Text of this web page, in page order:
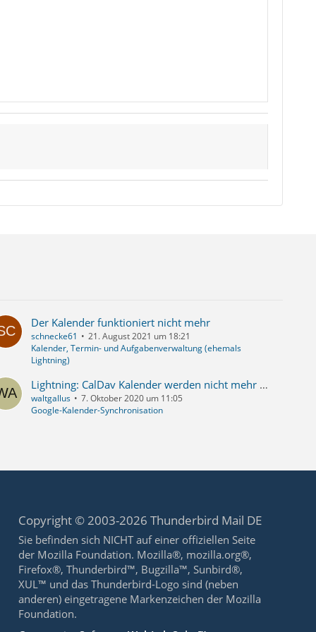
Der Kalender funktioniert nicht mehr
schnecke61
21. August 2021 um 18:21
Kalender, Termin- und Aufgabenverwaltung (ehemals
Lightning)
Lightning: CalDav Kalender werden nicht mehr synchronisiert
waltgallus
7. Oktober 2020 um 11:05
Google-Kalender-Synchronisation
Copyright © 2003-2026 Thunderbird Mail DE
Sie befinden sich NICHT auf einer offiziellen Seite
der Mozilla Foundation. Mozilla®, mozilla.org®,
Firefox®, Thunderbird™, Bugzilla™, Sunbird®,
XUL™ und das Thunderbird-Logo sind (neben
anderen) eingetragene Markenzeichen der Mozilla
Foundation.